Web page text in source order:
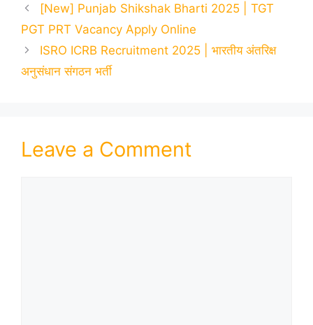
[New] Punjab Shikshak Bharti 2025 | TGT
PGT PRT Vacancy Apply Online
ISRO ICRB Recruitment 2025 | भारतीय अंतरिक्ष
अनुसंधान संगठन भर्ती
Leave a Comment